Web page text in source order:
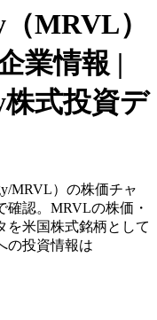
MRVL）
業情報 |
株式投資デ
MRVL）の株価チャ
確認。MRVLの株価・
を米国株式銘柄として
の投資情報は